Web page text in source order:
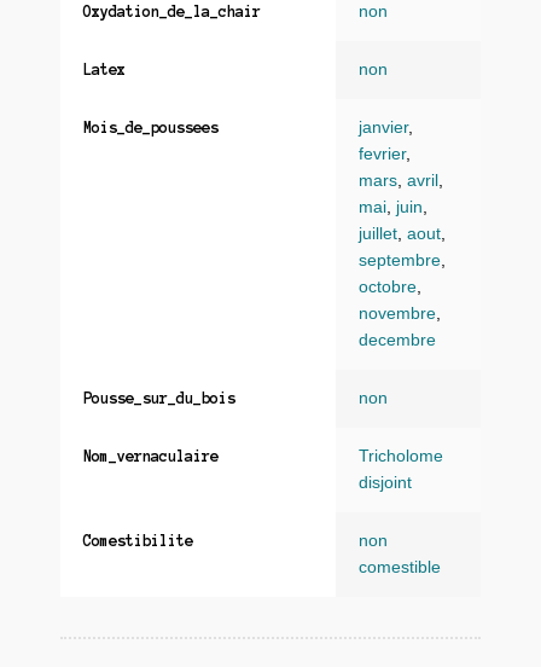
Oxydation_de_la_chair non
Latex non
Mois_de_poussees janvier,
fevrier,
mars, avril ,
mai, juin,
juillet, aout,
septembre,
octobre,
novembre,
decembre
Pousse_sur_du_bois non
Nom_vernaculaire
Tricholome
disjoint
Comestibilite
non
comestible